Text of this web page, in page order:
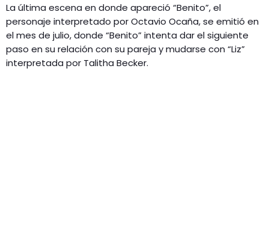
La última escena en donde apareció “Benito”, el
personaje interpretado por Octavio Ocaña, se emitió en
el mes de julio, donde “Benito” intenta dar el siguiente
paso en su relación con su pareja y mudarse con “Liz”
interpretada por Talitha Becker.